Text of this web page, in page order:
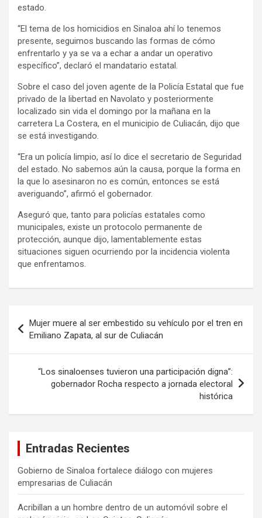
estado.
“El tema de los homicidios en Sinaloa ahí lo tenemos
presente, seguimos buscando las formas de cómo
enfrentarlo y ya se va a echar a andar un operativo
específico”, declaró el mandatario estatal.
Sobre el caso del joven agente de la Policía Estatal que fue
privado de la libertad en Navolato y posteriormente
localizado sin vida el domingo por la mañana en la
carretera La Costera, en el municipio de Culiacán, dijo que
se está investigando.
“Era un policía limpio, así lo dice el secretario de Seguridad
del estado. No sabemos aún la causa, porque la forma en
la que lo asesinaron no es común, entonces se está
averiguando”, afirmó el gobernador.
Aseguró que, tanto para policías estatales como
municipales, existe un protocolo permanente de
protección, aunque dijo, lamentablemente estas
situaciones siguen ocurriendo por la incidencia violenta
que enfrentamos.
de
entradas
Mujer muere al ser embestido su vehículo por el tren en
Emiliano Zapata, al sur de Culiacán
“Los sinaloenses tuvieron una participación digna”:
gobernador Rocha respecto a jornada electoral
histórica
Entradas Recientes
Gobierno de Sinaloa fortalece diálogo con mujeres
empresarias de Culiacán
Acribillan a un hombre dentro de un automóvil sobre el